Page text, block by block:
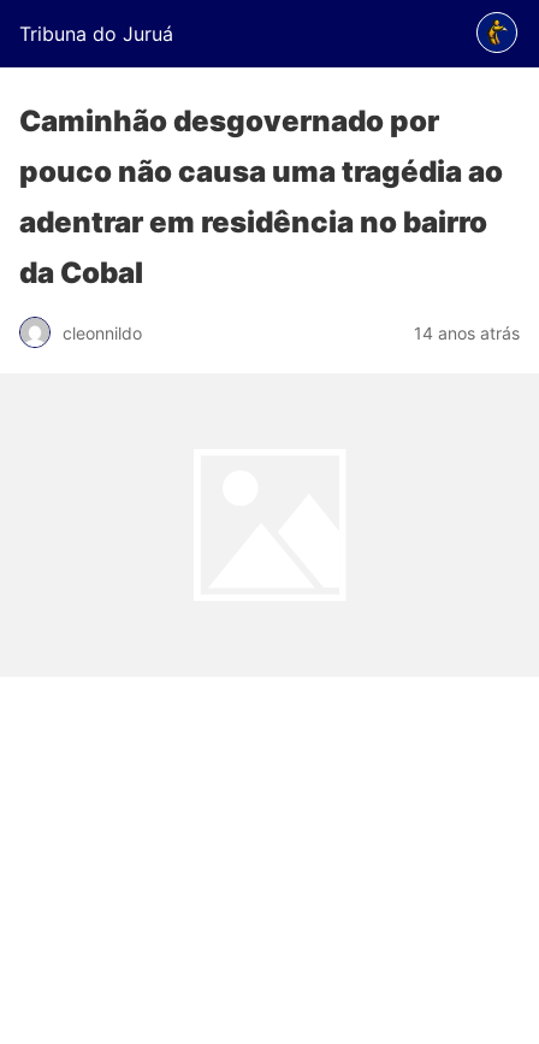
Tribuna do Juruá
Caminhão desgovernado por
pouco não causa uma tragédia ao
adentrar em residência no bairro
da Cobal
cleonnildo 14 anos atrás